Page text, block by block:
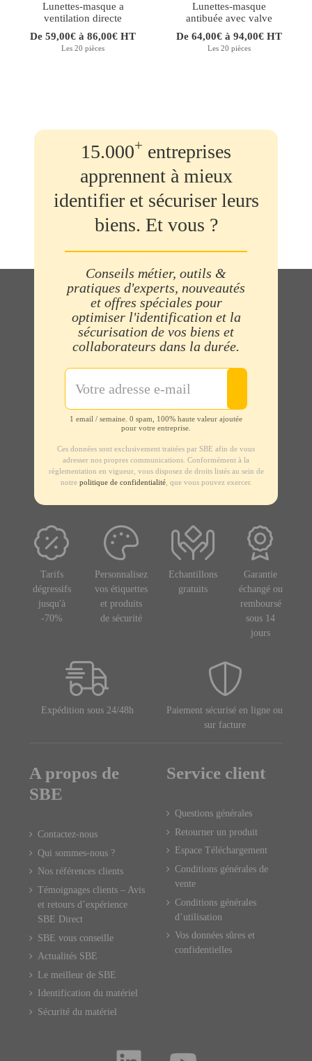
Lunettes-masque a
ventilation directe
De 59,00€ à 86,00€ HT
Les 20 pièces
Lunettes-masque
antibuée avec valve
De 64,00€ à 94,00€ HT
Les 20 pièces
15.000+ entreprises
apprennent à mieux
identifier et sécuriser leurs
biens. Et vous ?
Conseils métier, outils &
pratiques d'experts, nouveautés
et offres spéciales pour
optimiser l'identification et la
sécurisation de vos biens et
collaborateurs dans la durée.
1 email / semaine. 0 spam, 100% haute valeur ajoutée
pour votre entreprise.
Ces données sont exclusivement traitées par SBE afin de vous
adresser nos propres communications. Conformément à la
règlementation en vigueur, vous disposez de droits listés au sein de
notre politique de confidentialité, que vous pouvez exercer.
Tarifs
dégressifs
jusqu'à
-70%
Personnalisez
vos étiquettes
et produits
de sécurité
Echantillons
gratuits
Garantie
échangé ou
remboursé
sous 14
jours
Expédition sous 24/48h
Paiement sécurisé en ligne ou
sur facture
A propos de
SBE
Contactez-nous
Qui sommes-nous ?
Nos références clients
Témoignages clients – Avis
et retours d’expérience
SBE Direct
SBE vous conseille
Actualités SBE
Le meilleur de SBE
Identification du matériel
Sécurité du matériel
Service client
Questions générales
Retourner un produit
Espace Téléchargement
Conditions générales de
vente
Conditions générales
d’utilisation
Vos données sûres et
confidentielles